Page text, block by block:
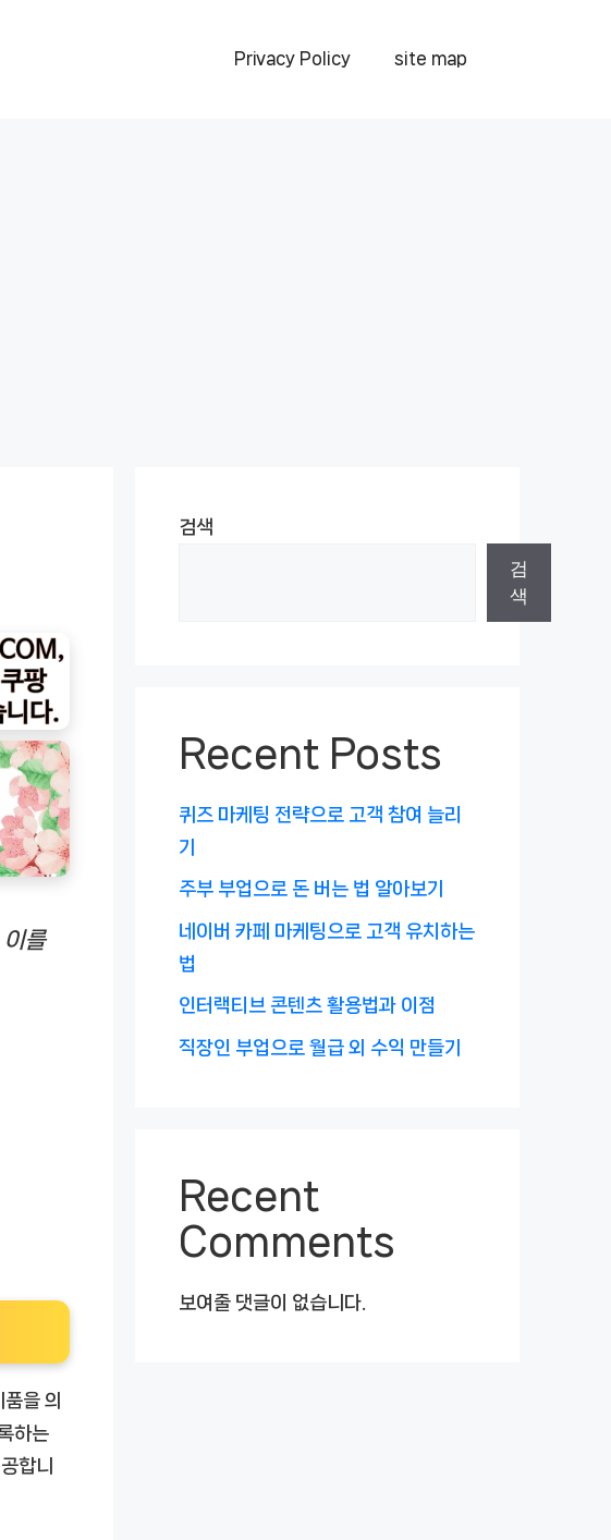
Privacy Policy site map
를
을 의
하는
합니
검색
검
색
Recent Posts
퀴즈 마케팅 전략으로 고객 참여 늘리
기
주부 부업으로 돈 버는 법 알아보기
네이버 카페 마케팅으로 고객 유치하는
법
인터랙티브 콘텐츠 활용법과 이점
직장인 부업으로 월급 외 수익 만들기
Recent
Comments
보여줄 댓글이 없습니다.